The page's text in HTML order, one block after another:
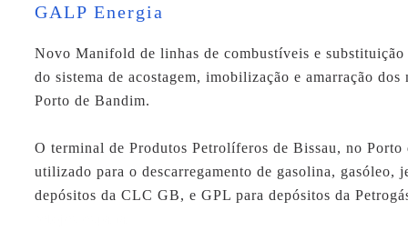
GALP Energia
Novo Manifold de linhas de combustíveis e substituição
do sistema de acostagem, imobilização e amarração dos
Porto de Bandim.
O terminal de Produtos Petrolíferos de Bissau, no Porto
utilizado para o descarregamento de gasolina, gasóleo,
depósitos da CLC GB, e GPL para depósitos da